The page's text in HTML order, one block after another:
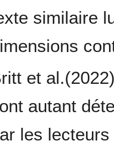
similaire
et
autant
les